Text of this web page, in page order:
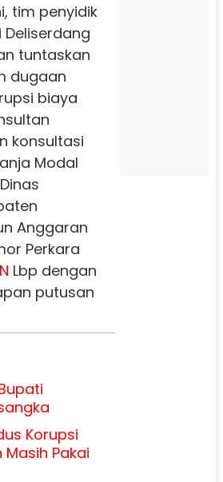
tim penyidik
Deliserdang
tuntaskan
dugaan
biaya
konsultasi
Modal
Anggaran
Perkara
Lbp dengan
putusan
Korupsi
Pakai